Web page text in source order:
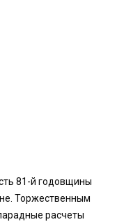
81-й годовщины
Торжественным
расчеты